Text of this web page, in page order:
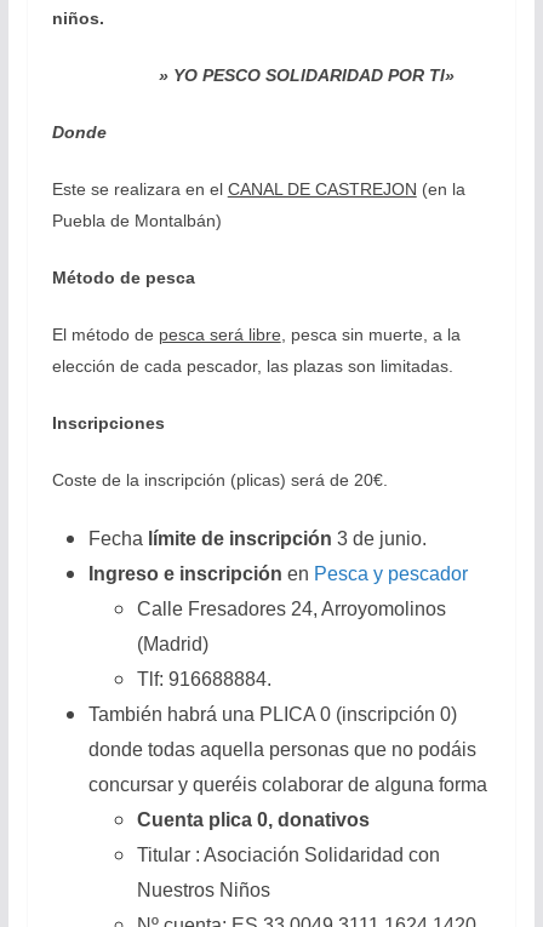
niños.
» YO PESCO SOLIDARIDAD POR TI»
Donde
Este se realizara en el CANAL DE CASTREJON (en la
Puebla de Montalbán)
Método de pesca
El método de pesca será libre , pesca sin muerte, a la
elección de cada pescador, las plazas son limitadas.
Inscripciones
Coste de la inscripción (plicas) será de 20€.
Fecha límite de inscripción 3 de junio.
Ingreso e inscripción en Pesca y pescador
Calle Fresadores 24, Arroyomolinos
(Madrid)
Tlf: 916688884.
También habrá una PLICA 0 (inscripción 0)
donde todas aquella personas que no podáis
concursar y queréis colaborar de alguna forma
Cuenta plica 0, donativos
Titular : Asociación Solidaridad con
Nuestros Niños